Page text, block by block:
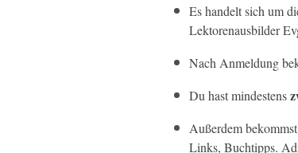
Es handelt sich um
Lektorenausbilder
Nach Anmeldung
Du hast mindestens
Außerdem
Links, Buchtipps.